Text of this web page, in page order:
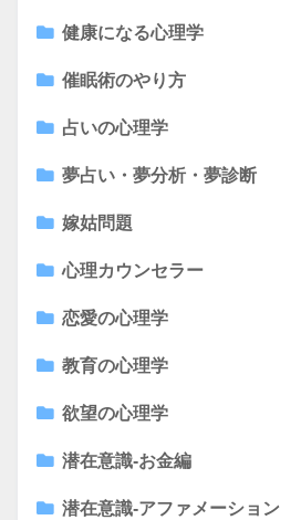
健康になる心理学
催眠術のやり方
占いの心理学
夢占い・夢分析・夢診断
嫁姑問題
心理カウンセラー
恋愛の心理学
教育の心理学
欲望の心理学
潜在意識-お金編
潜在意識-アファメーション